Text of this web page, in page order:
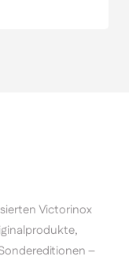
Victorinox
–